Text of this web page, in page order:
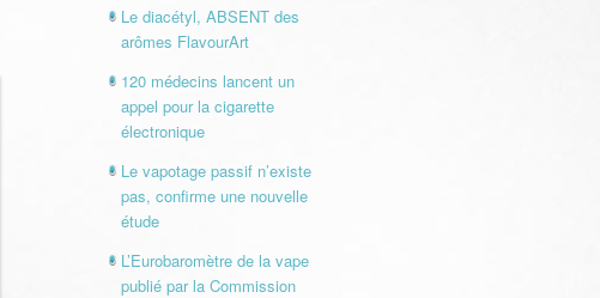
Le diacétyl, ABSENT des
arômes FlavourArt
120 médecins lancent un
appel pour la cigarette
électronique
Le vapotage passif n’existe
pas, confirme une nouvelle
étude
L’Eurobaromètre de la vape
publié par la Commission